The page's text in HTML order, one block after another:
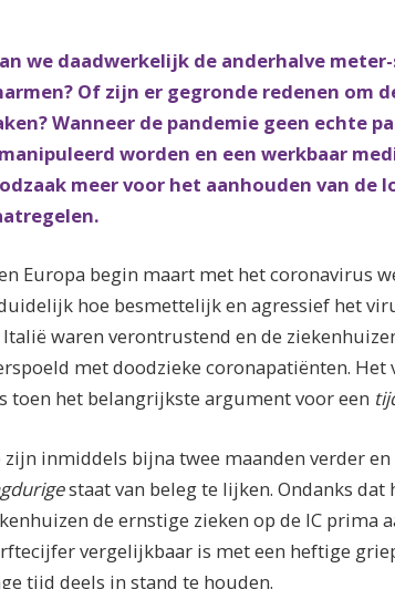
we daadwerkelijk de anderhalve
Of zijn er gegronde redenen om
Wanneer de pandemie geen echte
worden en een werkbaar
meer voor het aanhouden van de
Europa begin maart met het coronavirus
hoe besmettelijk en agressief het
waren verontrustend en de
met doodzieke coronapatiënten.
toen het belangrijkste argument voor een
zijn inmiddels bijna twee maanden verder en
staat van beleg te lijken. Ondanks
de ernstige zieken op de IC prima
vergelijkbaar is met een heftige
tijd deels in stand te houden.